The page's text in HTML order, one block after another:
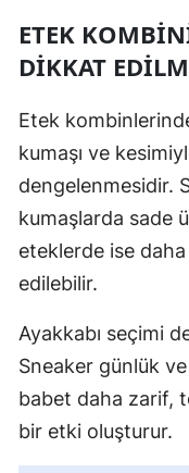
ETEK
DİKKAT
Etek
kumaşı ve
dengelenmesidir.
kumaşlarda sade
eteklerde ise
edilebilir.
Ayakkabı seçimi
Sneaker günlük
babet daha zarif,
bir etki oluşturur.